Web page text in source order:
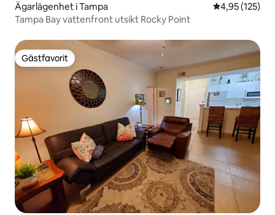
Ägarlägenhet i Tampa 4,95 av 5 i
4,95 (125)
Tampa Bay vattenfront utsikt Rocky Point
Gästfavorit
Gästfavorit